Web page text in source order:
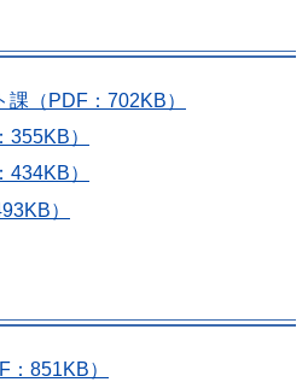
（PDF：702KB）
）
434KB）
）
851KB）